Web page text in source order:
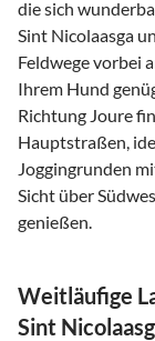
die sich
Sint Nicolaasga
Feldwege vorbei
Ihrem Hund
Richtung Joure
Hauptstraßen,
Joggingrunden
Sicht über
genießen.
Weitläufige
Sint